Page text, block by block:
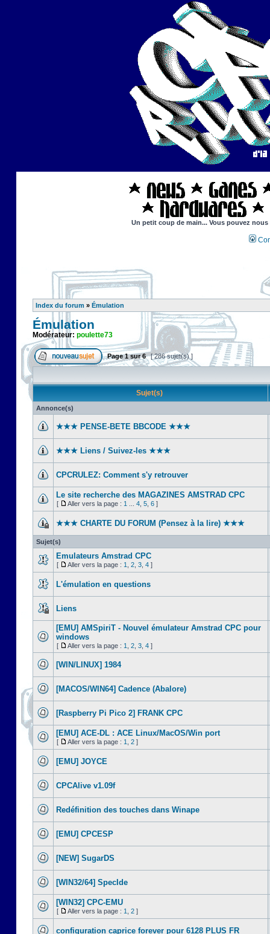
Un petit coup de main... Vous pouvez
Index du forum » Émulation
Émulation
Modérateur: poulette73
Page1sur6 [ 286 sujet(s) ]
Sujet(s)
Annonce(s)
★★★ PENSE-BETE BBCODE ★★★
★★★ Liens / Suivez-les ★★★
CPCRULEZ: Comment s'y retrouver‎
Le site recherche des MAGAZINES AMSTRAD CPC
[ Aller vers la page : 1 4 5 6 ]
★★★ CHARTE DU FORUM (Pensez à la lire) ★★★
Sujet(s)
Emulateurs Amstrad CPC
[ Aller vers la page : 1 2 3 4 ]
L'émulation en questions
Liens
[EMU] AMSpiriT - Nouvel émulateur Amstrad CPC pour
windows
[ Aller vers la page : 1 2 3 4 ]
[WIN/LINUX] 1984
[MACOS/WIN64] Cadence (Abalore)
[Raspberry Pi Pico 2] FRANK CPC
[EMU] ACE-DL : ACE Linux/MacOS/Win port
[ Aller vers la page : 1 2 ]
[EMU] JOYCE
CPCAlive v1.09f
Redéfinition des touches dans Winape
[EMU] CPCESP
[NEW] SugarDS
[WIN32/64] SpecIde
[WIN32] CPC-EMU
[ Aller vers la page : 1 2 ]
configuration caprice forever pour 6128 PLUS FR